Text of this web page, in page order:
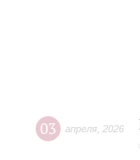
03 апреля 2026